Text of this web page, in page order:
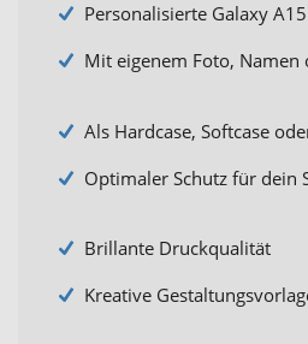
Personalisierte Galaxy
Mit eigenem Foto, Namen
Als Hardcase, Softcase
Optimaler Schutz für dein
Brillante Druckqualität
Kreative